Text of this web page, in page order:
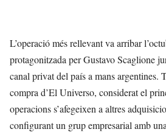
L’operació més rellevant va arribar
protagonitzada per Gustavo Scaglione
canal privat del país a mans argentines.
compra d’El Universo, considerat el
operacions s’afegeixen a altres
configurant un grup empresarial amb